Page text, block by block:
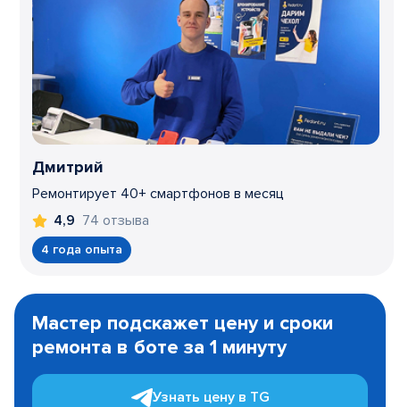
Дмитрий
Ремонтирует 40+ смартфонов в месяц
4,9 74 отзыва
4 года опыта
1
Мастер подскажет цену и сроки
ремонта в боте за 1 минуту
Узнать цену в TG